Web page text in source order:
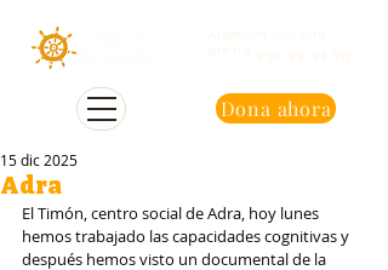
Dona ahora
Adra
15 dic 2025
El Timón, centro social de Adra, hoy lunes
hemos trabajado las capacidades cognitivas y
después hemos visto un documental de la